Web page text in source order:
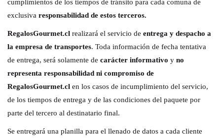
cumplimientos de los tiempos de tránsito para cada comuna de
exclusiva responsabilidad de estos terceros.
RegalosGourmet.cl realizará el servicio de entrega y despacho a
la empresa de transportes. Toda información de fecha tentativa
de entrega, será solamente de carácter informativo y no
representa responsabilidad ni compromiso de
RegalosGourmet.cl en los casos de incumplimiento del servicio,
de los tiempos de entrega y de las condiciones del paquete por
parte del tercero al destinatario final.
Se entregará una planilla para el llenado de datos a cada cliente